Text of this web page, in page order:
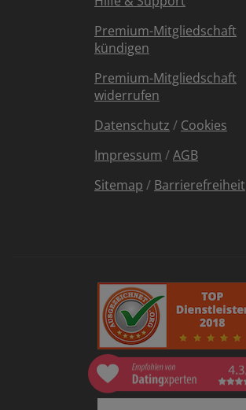
Premium-Mitgliedschaft
kündigen
Premium-Mitgliedschaft
widerrufen
Datenschutz / Cookies
Impressum /AGB
Sitemap / Barrierefreiheit